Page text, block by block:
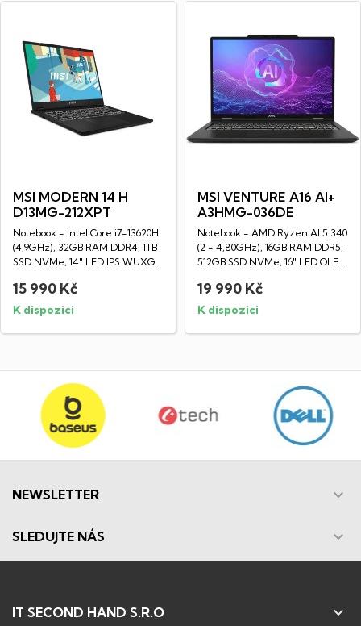
MSI MODERN 14 H
D13MG-212XPT
Notebook - Intel Core i7-13620H
(4,9GHz), 32GB RAM DDR4, 1TB
SSD NVMe, 14" LED IPS WUXGA
15 990 Kč
K dispozici
MSI VENTURE A16 AI+
A3HMG-036DE
Notebook - AMD Ryzen AI 5 340
(2 - 4,80GHz), 16GB RAM DDR5,
512GB SSD NVMe, 16" LED OLED
19 990 Kč
K dispozici
NEWSLETTER 
SLEDUJTE NÁS 
IT SECOND HAND S.R.O 